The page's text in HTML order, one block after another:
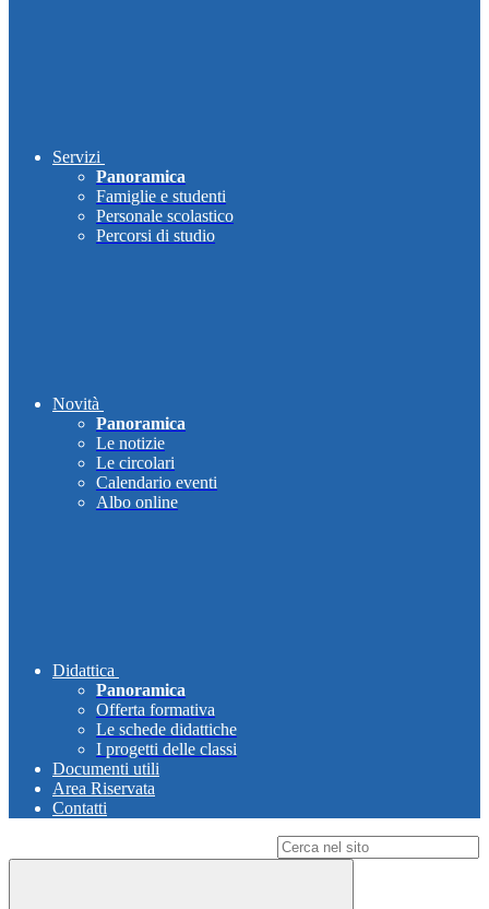
Servizi
Panoramica
Famiglie e studenti
Personale scolastico
Percorsi di studio
Novità
Panoramica
Le notizie
Le circolari
Calendario eventi
Albo online
Didattica
Panoramica
Offerta formativa
Le schede didattiche
I progetti delle classi
Documenti utili
Area Riservata
Contatti